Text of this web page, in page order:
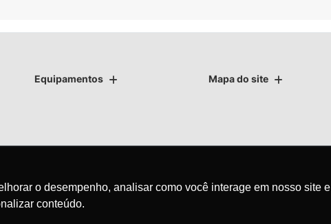
o desempenho, analisar como você interage em nosso site e
conteúdo.
Equipamentos Mapa do site
fazemos uso de nossa política de cookies e para proteger